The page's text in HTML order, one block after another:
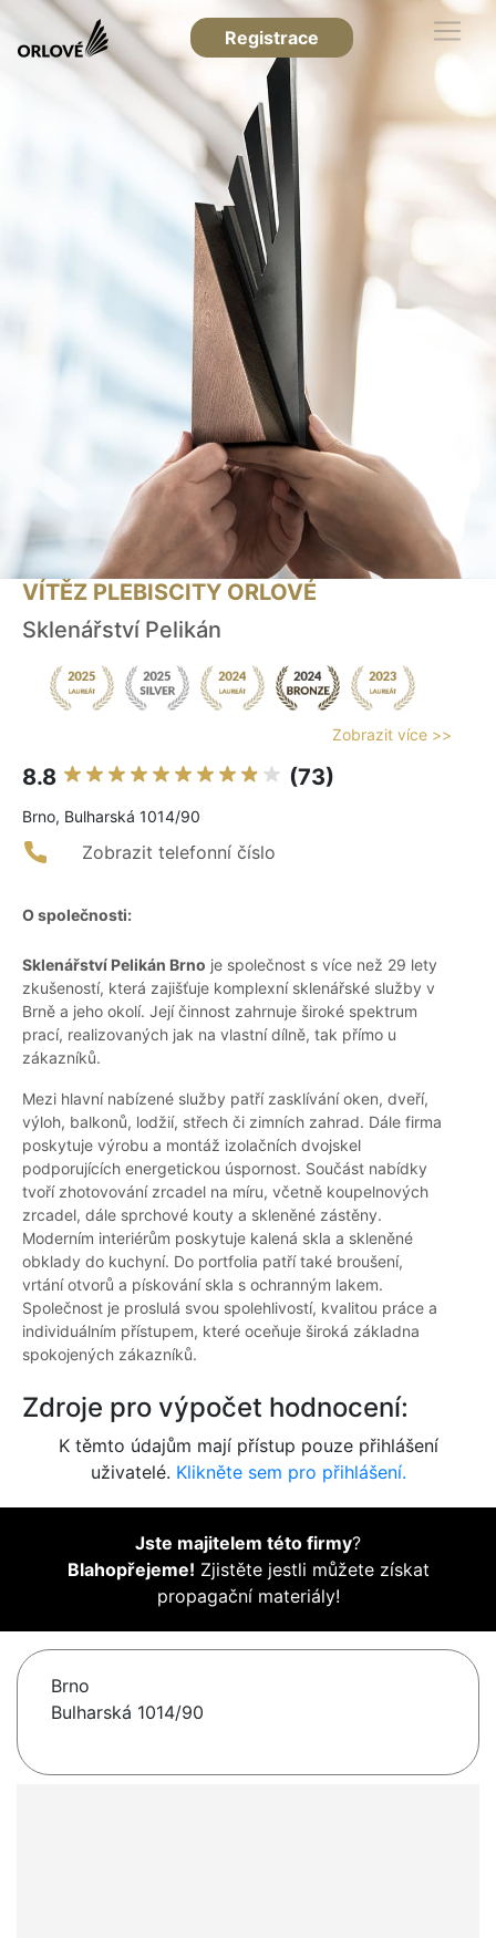
Registrace
VÍTĚZ PLEBISCITY ORLOVÉ
Sklenářství Pelikán
Zobrazit více >>
8.8 (73)
Brno, Bulharská 1014/90
Zobrazit telefonní číslo
O společnosti:
Sklenářství Pelikán Brno je společnost s více než 29 lety
zkušeností, která zajišťuje komplexní sklenářské služby v
Brně a jeho okolí. Její činnost zahrnuje široké spektrum
prací, realizovaných jak na vlastní dílně, tak přímo u
zákazníků.
Mezi hlavní nabízené služby patří zasklívání oken, dveří,
výloh, balkonů, lodžií, střech či zimních zahrad. Dále firma
poskytuje výrobu a montáž izolačních dvojskel
podporujících energetickou úspornost. Součást nabídky
tvoří zhotovování zrcadel na míru, včetně koupelnových
zrcadel, dále sprchové kouty a skleněné zástěny.
Moderním interiérům poskytuje kalená skla a skleněné
obklady do kuchyní. Do portfolia patří také broušení,
vrtání otvorů a pískování skla s ochranným lakem.
Společnost je proslulá svou spolehlivostí, kvalitou práce a
individuálním přístupem, které oceňuje široká základna
spokojených zákazníků.
Zdroje pro výpočet hodnocení:
K těmto údajům mají přístup pouze přihlášení
uživatelé. Klikněte sem pro přihlášení.
Jste majitelem této firmy?
Blahopřejeme! Zjistěte jestli můžete získat
propagační materiály!
Brno
Bulharská 1014/90